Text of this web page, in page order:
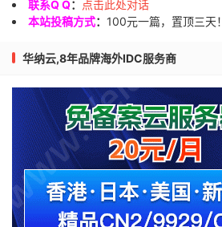
联系Q Q：
点击此处对话
本站投稿方式： 100元一篇，置顶三天！
华纳云,8年品牌海外IDC服务商